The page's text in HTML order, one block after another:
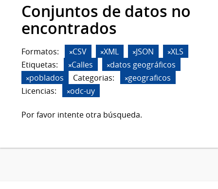
Conjuntos de datos no
encontrados
Formatos: CSV XML JSON
XLS
Etiquetas:
Calles
datos geográficos
poblados
Categorias:
geograficos
Licencias:
odc-uy
Por favor intente otra búsqueda.